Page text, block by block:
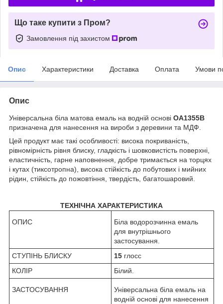
Що таке купити з Пром?
Замовлення під захистом
Опис Характеристики Доставка Оплата Умови
Опис
Універсальна біла матова емаль на водній основі OA1355B
призначена для нанесення на вироби з деревини та МДФ.
Цей продукт має такі особливості: висока покриваність,
рівномірність рівня блиску, гладкість і шовковистість поверхні,
еластичність, гарне наповнення, добре тримається на торцях
і кутах (тиксотропна), висока стійкість до побутових і мийних
рідин, стійкість до пожовтіння, твердість, багатошаровий.
ТЕХНІЧНА ХАРАКТЕРИСТИКА
ОПИС
Біла водорозчинна емаль
для внутрішнього
застосування.
СТУПІНЬ БЛИСКУ
15 глосс
КОЛІР
Білий.
ЗАСТОСУВАННЯ
Універсальна біла емаль на
водній основі для нанесення